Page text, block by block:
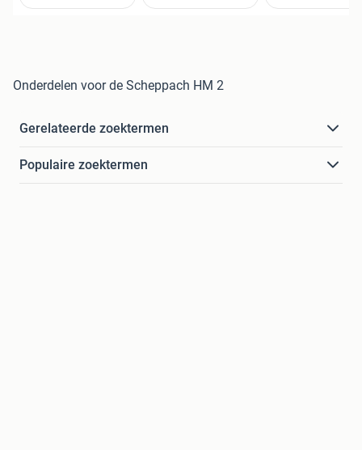
Onderdelen voor de Scheppach HM 2
Gerelateerde zoektermen
Populaire zoektermen